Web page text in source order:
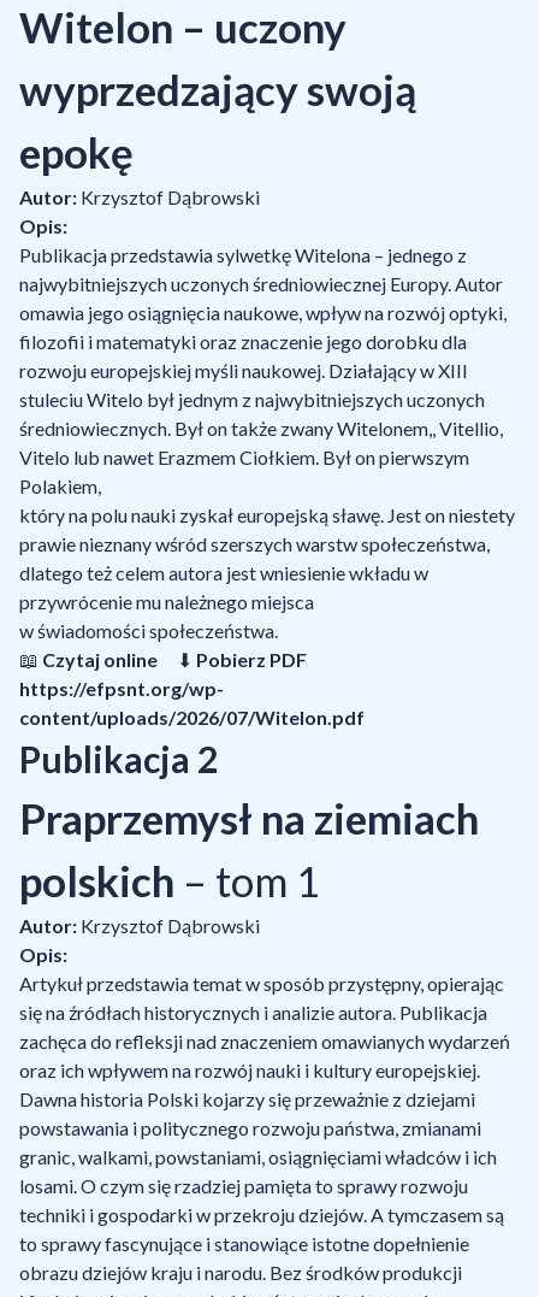
Witelon – uczony
wyprzedzający swoją
epokę
Autor: Krzysztof Dąbrowski
Opis:
Publikacja przedstawia sylwetkę Witelona – jednego z
najwybitniejszych uczonych średniowiecznej Europy. Autor
omawia jego osiągnięcia naukowe, wpływ na rozwój optyki,
filozofii i matematyki oraz znaczenie jego dorobku dla
rozwoju europejskiej myśli naukowej. Działający w XIII
stuleciu Witelo był jednym z najwybitniejszych uczonych
średniowiecznych. Był on także zwany Witelonem,, Vitellio,
Vitelo lub nawet Erazmem Ciołkiem. Był on pierwszym
Polakiem,
który na polu nauki zyskał europejską sławę. Jest on niestety
prawie nieznany wśród szerszych warstw społeczeństwa,
dlatego też celem autora jest wniesienie wkładu w
przywrócenie mu należnego miejsca
w świadomości społeczeństwa.
📖 Czytaj online ⬇ Pobierz PDF
https://efpsnt.org/wp-
content/uploads/2026/07/Witelon.pdf
Publikacja 2
Praprzemysł na ziemiach
polskich – tom 1
Autor: Krzysztof Dąbrowski
Opis:
Artykuł przedstawia temat w sposób przystępny, opierając
się na źródłach historycznych i analizie autora. Publikacja
zachęca do refleksji nad znaczeniem omawianych wydarzeń
oraz ich wpływem na rozwój nauki i kultury europejskiej.
Dawna historia Polski kojarzy się przeważnie z dziejami
powstawania i politycznego rozwoju państwa, zmianami
granic, walkami, powstaniami, osiągnięciami władców i ich
losami. O czym się rzadziej pamięta to sprawy rozwoju
techniki i gospodarki w przekroju dziejów. A tymczasem są
to sprawy fascynujące i stanowiące istotne dopełnienie
obrazu dziejów kraju i narodu. Bez środków produkcji